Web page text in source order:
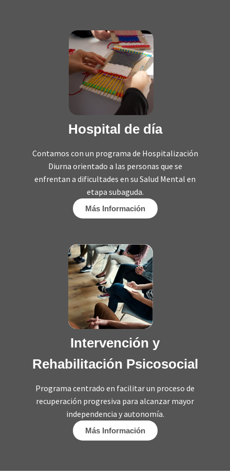
Hospital de día
Contamos con un programa de Hospitalización
Diurna orientado a las personas que se
enfrentan a dificultades en su Salud Mental en
etapa subaguda.
Más Información
Intervención y
Rehabilitación Psicosocial
Programa centrado en facilitar un proceso de
recuperación progresiva para alcanzar mayor
independencia y autonomía.
Más Información